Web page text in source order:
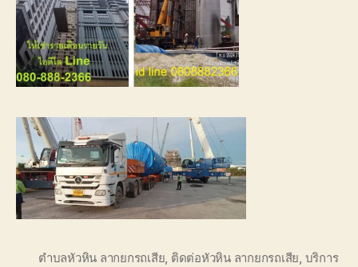
ตำบลหัวหิน ลากยกรถเสีย, ติดต่อหัวหิน ลากยกรถเสีย, บริการ